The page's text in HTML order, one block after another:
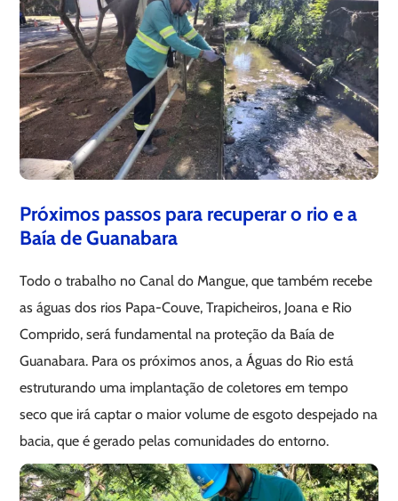
Próximos passos para recuperar o rio e a
Baía de Guanabara
Todo o trabalho no Canal do Mangue, que também recebe
as águas dos rios Papa-Couve, Trapicheiros, Joana e Rio
Comprido, será fundamental na proteção da Baía de
Guanabara. Para os próximos anos, a Águas do Rio está
estruturando uma implantação de coletores em tempo
seco que irá captar o maior volume de esgoto despejado na
bacia, que é gerado pelas comunidades do entorno.